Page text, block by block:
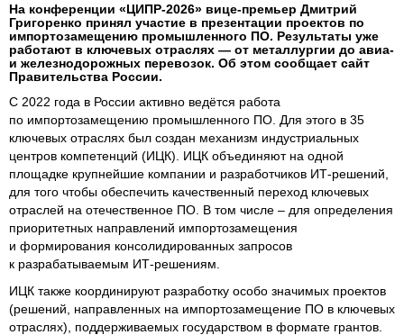
На конференции «ЦИПР-2026» вице-премьер Дмитрий
Григоренко принял участие в презентации проектов по
импортозамещению промышленного ПО. Результаты уже
работают в ключевых отраслях — от металлургии до авиа-
и железнодорожных перевозок. Об этом сообщает сайт
Правительства России.
С 2022 года в России активно ведётся работа
по импортозамещению промышленного ПО. Для этого в 35
ключевых отраслях был создан механизм индустриальных
центров компетенций (ИЦК). ИЦК объединяют на одной
площадке крупнейшие компании и разработчиков ИТ-решений,
для того чтобы обеспечить качественный переход ключевых
отраслей на отечественное ПО. В том числе – для определения
приоритетных направлений импортозамещения
и формирования консолидированных запросов
к разрабатываемым ИТ-решениям.
ИЦК также координируют разработку особо значимых проектов
(решений, направленных на импортозамещение ПО в ключевых
отраслях), поддерживаемых государством в формате грантов.